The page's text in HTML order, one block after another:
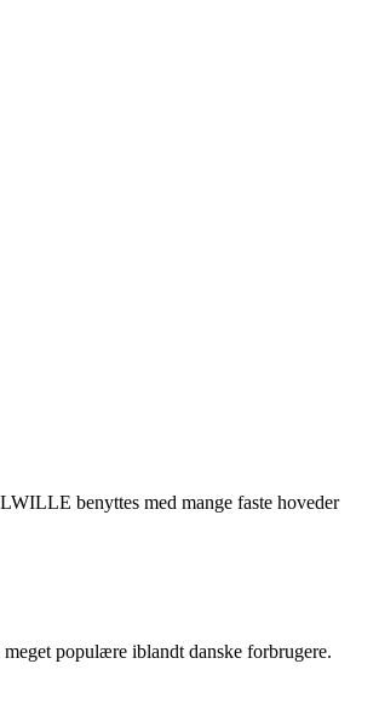
benyttes med mange faste hoveder
meget populære iblandt danske forbrugere.